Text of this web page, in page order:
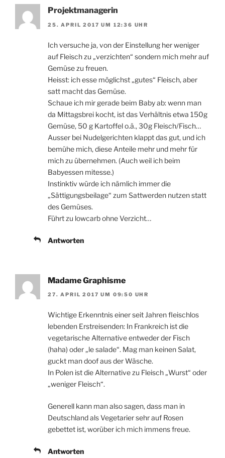
Projektmanagerin
25. APRIL 2017 UM 12:36 UHR
Ich versuche ja, von der Einstellung her weniger
auf Fleisch zu „verzichten“ sondern mich mehr auf
Gemüse zu freuen.
Heisst: ich esse möglichst „gutes“ Fleisch, aber
satt macht das Gemüse.
Schaue ich mir gerade beim Baby ab: wenn man
da Mittagsbrei kocht, ist das Verhältnis etwa 150g
Gemüse, 50 g Kartoffel o.ä., 30g Fleisch/Fisch…
Ausser bei Nudelgerichten klappt das gut, und ich
bemühe mich, diese Anteile mehr und mehr für
mich zu übernehmen. (Auch weil ich beim
Babyessen mitesse.)
Instinktiv würde ich nämlich immer die
„Sättigungsbeilage“ zum Sattwerden nutzen statt
des Gemüses.
Führt zu lowcarb ohne Verzicht…
Antworten
Madame Graphisme
27. APRIL 2017 UM 09:50 UHR
Wichtige Erkenntnis einer seit Jahren fleischlos
lebenden Erstreisenden: In Frankreich ist die
vegetarische Alternative entweder der Fisch
(haha) oder „le salade“. Mag man keinen Salat,
guckt man doof aus der Wäsche.
In Polen ist die Alternative zu Fleisch „Wurst“ oder
„weniger Fleisch“.
Generell kann man also sagen, dass man in
Deutschland als Vegetarier sehr auf Rosen
gebettet ist, worüber ich mich immens freue.
Antworten